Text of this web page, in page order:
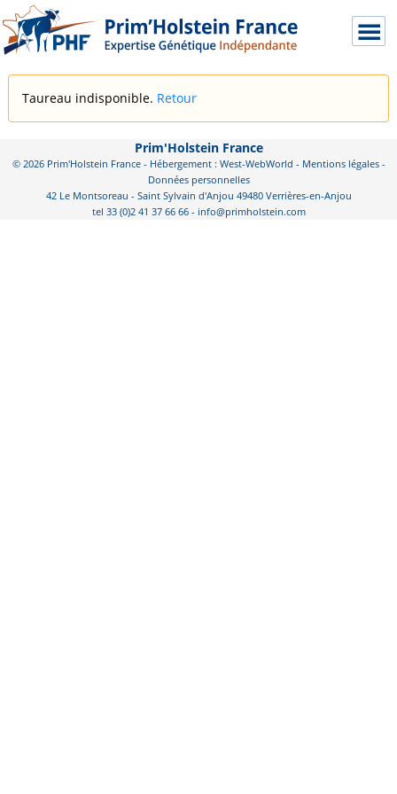
Taureau indisponible. Retour
Prim'Holstein France
© 2026 Prim'Holstein France - Hébergement : West-WebWorld - Mentions légales-
Données personnelles
42 Le Montsoreau - Saint Sylvain d'Anjou 49480 Verrières-en-Anjou
tel 33 (0)2 41 37 66 66 - info@primholstein.com